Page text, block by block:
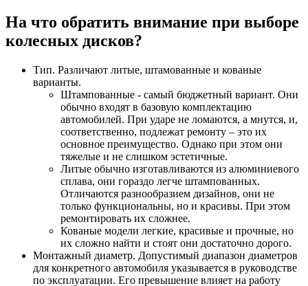
На что обратить внимание при выборе
колесных дисков?
Тип. Различают литые, штамованные и кованые
варианты.
Штампованные - самый бюджетный вариант. Они
обычно входят в базовую комплектацию
автомобилей. При ударе не ломаются, а мнутся, и,
соответственно, подлежат ремонту – это их
основное преимущество. Однако при этом они
тяжелые и не слишком эстетичные.
Литые обычно изготавливаются из алюминиевого
сплава, они гораздо легче штампованных.
Отличаются разнообразием дизайнов, они не
только функциональны, но и красивы. При этом
ремонтировать их сложнее.
Кованые модели легкие, красивые и прочные, но
их сложно найти и стоят они достаточно дорого.
Монтажный диаметр. Допустимый диапазон диаметров
для конкретного автомобиля указывается в руководстве
по эксплуатации. Его превышение влияет на работу